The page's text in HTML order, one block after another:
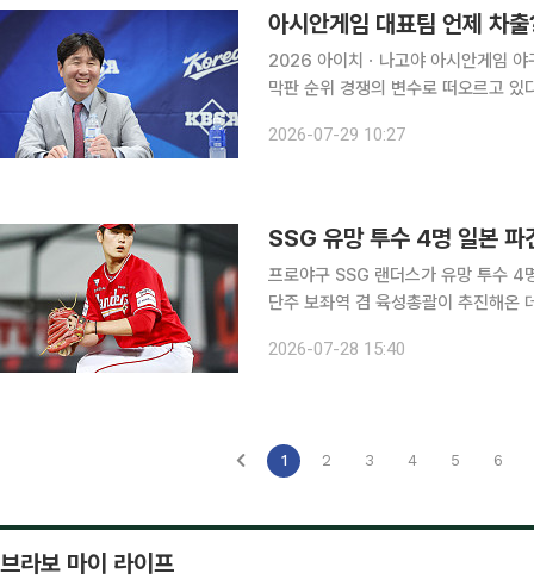
아시안게임 대표팀 언제 차
2026 아이치ㆍ나고야 아시안게임
막판 순위 경쟁의 변수로 떠오르고 있다. 29일 야구계에 따르면 류지현 감독이 이끄는 야구
화한다. 한국은 9월 21일 오후 6
2026-07-29 10:27
SSG 유망 투수 4명 일본 파
프로야구 SSG 랜더스가 유망 투수 4
단주 보좌역 겸 육성총괄이 추진해온 데
스 애슬레틱 랩’에 파견한다고 밝혔
2026-07-28 15:40
1 2 3 4 5 6
브라보 마이 라이프